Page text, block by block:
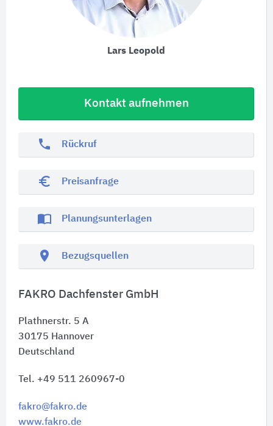
Lars Leopold
Kontakt aufnehmen
phone Rückruf
euro_symbol Preisanfrage
import_contacts Planungsunterlagen
location_on Bezugsquellen
FAKRO Dachfenster GmbH
Plathnerstr. 5 A
30175 Hannover
Deutschland
Tel. +49 511 260967-0
fakro@fakro.de
www.fakro.de